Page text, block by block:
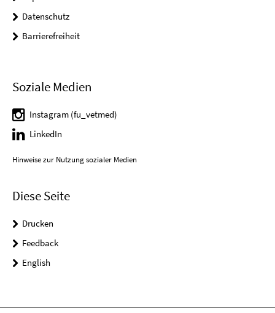
Datenschutz
Barrierefreiheit
Soziale Medien
Instagram (fu_vetmed)
LinkedIn
Hinweise zur Nutzung sozialer Medien
Diese Seite
Drucken
Feedback
English